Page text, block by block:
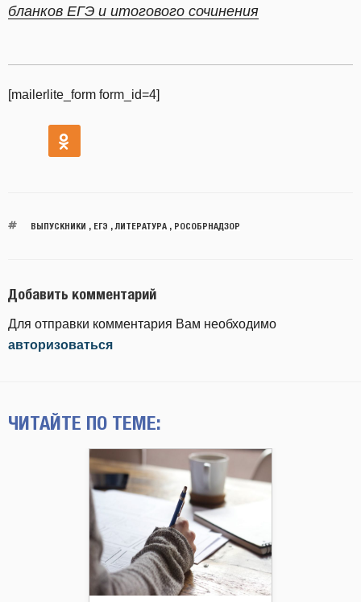
бланков ЕГЭ и итогового сочинения
[mailerlite_form form_id=4]
ВЫПУСКНИКИ , ЕГЭ ,ЛИТЕРАТУРА, РОСОБРНАДЗОР
Добавить комментарий
Для отправки комментария Вам необходимо
авторизоваться
ЧИТАЙТЕ ПО ТЕМЕ: